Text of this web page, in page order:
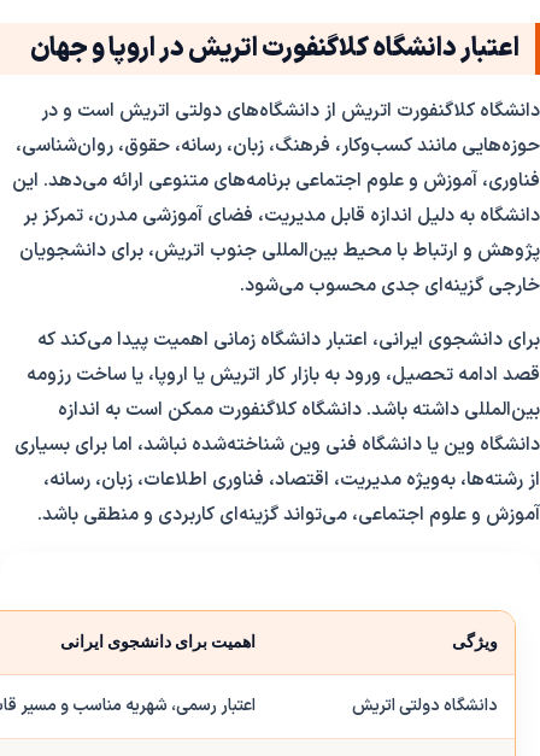
اعتبار دانشگاه کلاگنفورت اتریش در اروپا و جهان
دانشگاه کلاگنفورت اتریش از دانشگاه‌های دولتی اتریش است و در
حوزه‌هایی مانند کسب‌وکار، فرهنگ، زبان، رسانه، حقوق، روان‌شناسی،
فناوری، آموزش و علوم اجتماعی برنامه‌های متنوعی ارائه می‌دهد. این
دانشگاه به دلیل اندازه قابل مدیریت، فضای آموزشی مدرن، تمرکز بر
پژوهش و ارتباط با محیط بین‌المللی جنوب اتریش، برای دانشجویان
خارجی گزینه‌ای جدی محسوب می‌شود.
برای دانشجوی ایرانی، اعتبار دانشگاه زمانی اهمیت پیدا می‌کند که
قصد ادامه تحصیل، ورود به بازار کار اتریش یا اروپا، یا ساخت رزومه
بین‌المللی داشته باشد. دانشگاه کلاگنفورت ممکن است به اندازه
دانشگاه وین یا دانشگاه فنی وین شناخته‌شده نباشد، اما برای بسیاری
از رشته‌ها، به‌ویژه مدیریت، اقتصاد، فناوری اطلاعات، زبان، رسانه،
آموزش و علوم اجتماعی، می‌تواند گزینه‌ای کاربردی و منطقی باشد.
ویژگی اهمیت برای دانشجوی ایرانی
دانشگاه دولتی اتریش اعتبار رسمی، شهریه مناسب و مسیر